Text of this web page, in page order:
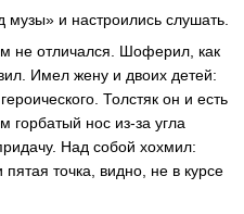
и настроились слушать.
не отличался. Шоферил, как
Имел жену и двоих детей:
Толстяк он и есть
горбатый нос из-за угла
Над собой хохмил:
точка, видно, не в курсе